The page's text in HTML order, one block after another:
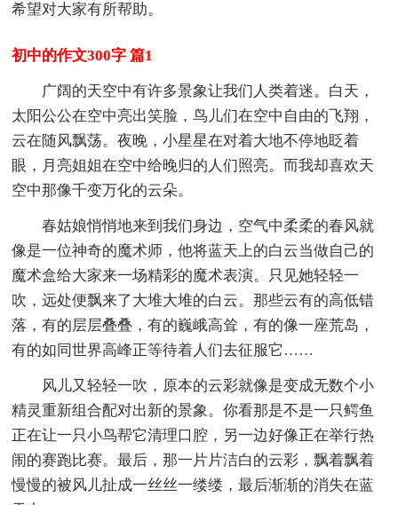
希望对大家有所帮助。
初中的作文300字 篇1
广阔的天空中有许多景象让我们人类着迷。白天，
太阳公公在空中亮出笑脸，鸟儿们在空中自由的飞翔，
云在随风飘荡。夜晚，小星星在对着大地不停地眨着
眼，月亮姐姐在空中给晚归的人们照亮。而我却喜欢天
空中那像千变万化的云朵。
春姑娘悄悄地来到我们身边，空气中柔柔的春风就
像是一位神奇的魔术师，他将蓝天上的白云当做自己的
魔术盒给大家来一场精彩的魔术表演。只见她轻轻一
吹，远处便飘来了大堆大堆的白云。那些云有的高低错
落，有的层层叠叠，有的巍峨高耸，有的像一座荒岛，
有的如同世界高峰正等待着人们去征服它……
风儿又轻轻一吹，原本的云彩就像是变成无数个小
精灵重新组合配对出新的景象。你看那是不是一只鳄鱼
正在让一只小鸟帮它清理口腔，另一边好像正在举行热
闹的赛跑比赛。最后，那一片片洁白的云彩，飘着飘着
慢慢的被风儿扯成一丝丝一缕缕，最后渐渐的消失在蓝